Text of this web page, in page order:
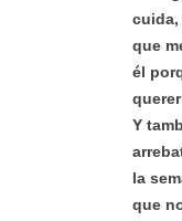
cuida,
que
él
Y
la
que